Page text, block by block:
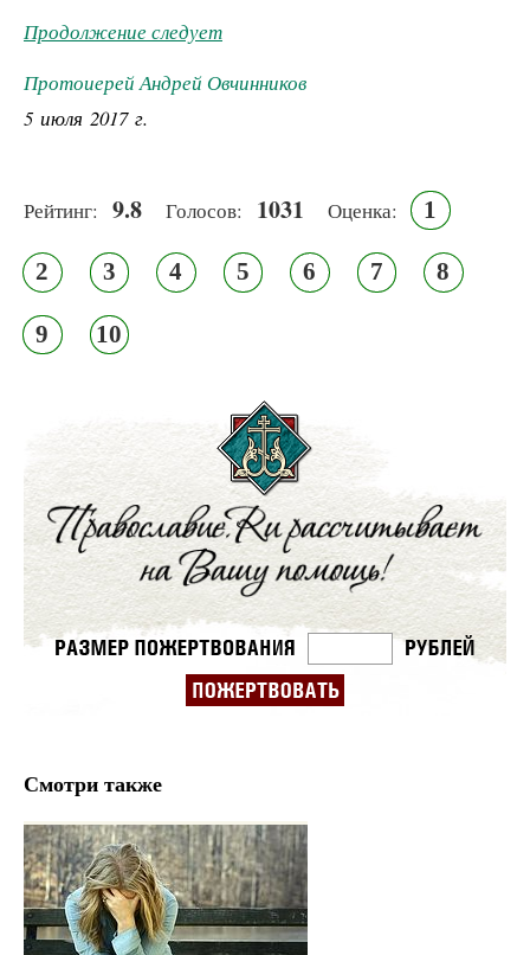
Продолжение следует
Протоиерей Андрей Овчинников
5 июля 2017 г.
Рейтинг: 9.8 Голосов: 1031 Оценка: 1
2 3 4 5 6 7 8
9 10
Смотри также